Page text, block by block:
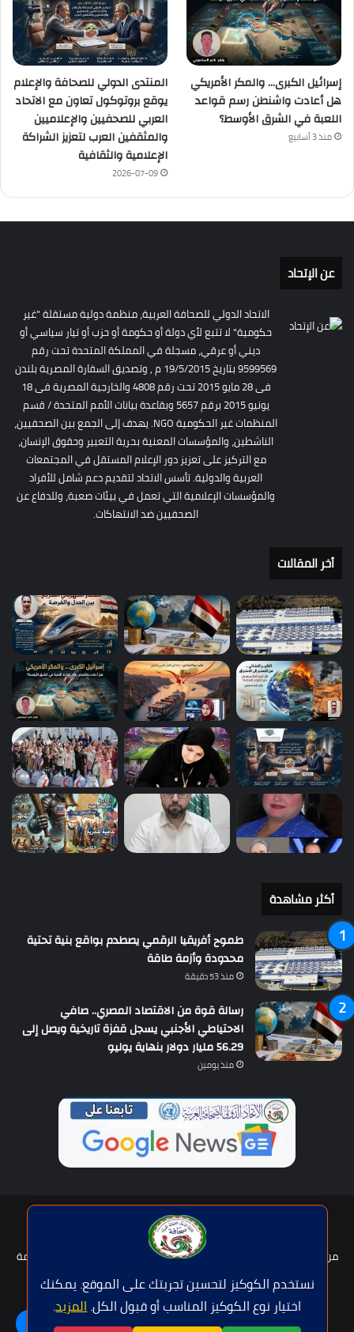
نستخدم الكوكيز لتحسين تجربتك على الموقع. يمكنك
اختيار نوع الكوكيز المناسب أو قبول الكل.المزيد.
إسرائيل الكبرى… والمكر الأمريكي
هل أعادت واشنطن رسم قواعد
اللعبة في الشرق الأوسط؟
منذ 3 أسابيع
المنتدى الدولي للصحافة والإعلام
يوقع بروتوكول تعاون مع الاتحاد
العربي للصحفيين والإعلاميين
والمثقفين العرب لتعزيز الشراكة
الإعلامية والثقافية
2026-07-09
عن الإتحاد
الاتحاد الدولي للصحافة العربية، منظمة دولية مستقلة "غير
حكومية" لا تتبع لأي دولة أو حكومة أو حزب أو تيار سياسي أو
ديني أو عرقي، مسجلة في المملكة المتحدة تحت رقم
9599569 بتاريخ 19/5/2015 م , وتصديق السفارة المصرية بلندن
فى 28 مايو 2015 تحت رقم 4808 والخارجية المصرية فى 18
يونيو 2015 برقم 5657 وبقاعدة بيانات الأمم المتحدة / قسم
المنظمات غير الحكومية NGO. يهدف إلى الجمع بين الصحفيين،
الناشطين، والمؤسسات المعنية بحرية التعبير وحقوق الإنسان،
مع التركيز على تعزيز دور الإعلام المستقل في المجتمعات
العربية والدولية. تأسس الاتحاد لتقديم دعم شامل للأفراد
والمؤسسات الإعلامية التي تعمل في بيئات صعبة، وللدفاع عن
الصحفيين ضد الانتهاكات.
أخر المقالات
أكثر مشاهدة
طموح أفريقيا الرقمي يصطدم بواقع بنية تحتية
محدودة وأزمة طاقة
منذ 53 دقيقة
رسالة قوة من الاقتصاد المصري.. صافي
الاحتياطي الأجنبي يسجل قفزة تاريخية ويصل إلى
56.29 مليار دولار بنهاية يوليو
منذ يومين
حقوق النشر © | جميع الحقوق محفوظة للاتحاد الدولى للصحافة العربية
2026
من نحن؟
عضوية الإتحاد سياسة الخصوصية
شروط الخدمة
اتصل بنا
فيسبوكتويتر يوتيوبواتساب
اللغة | Langue